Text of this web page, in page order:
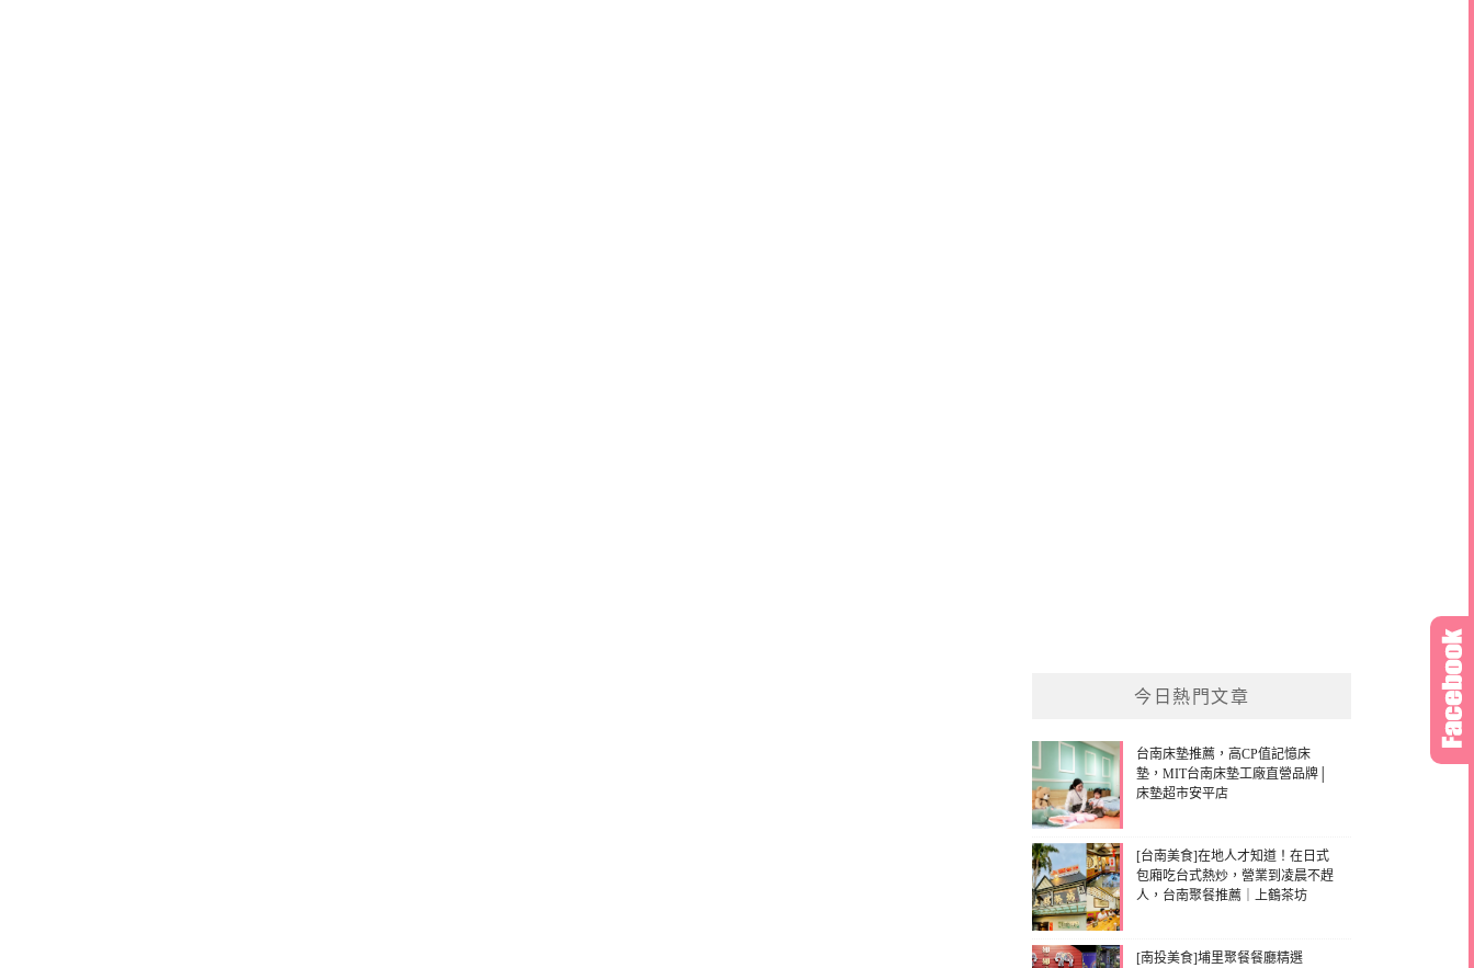
今日熱門文章
台南床墊推薦，高CP值記憶床
墊，MIT台南床墊工廠直營品牌│
床墊超市安平店
[台南美食]在地人才知道！在日式
包廂吃台式熱炒，營業到凌晨不趕
人，台南聚餐推薦｜上鶴茶坊
[南投美食]埔里聚餐餐廳精選